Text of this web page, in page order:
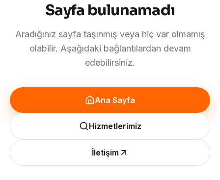
Sayfa bulunamadı
Aradığınız sayfa taşınmış veya hiç var olmamış
olabilir. Aşağıdaki bağlantılardan devam
edebilirsiniz.
Ana Sayfa
Hizmetlerimiz
İletişim